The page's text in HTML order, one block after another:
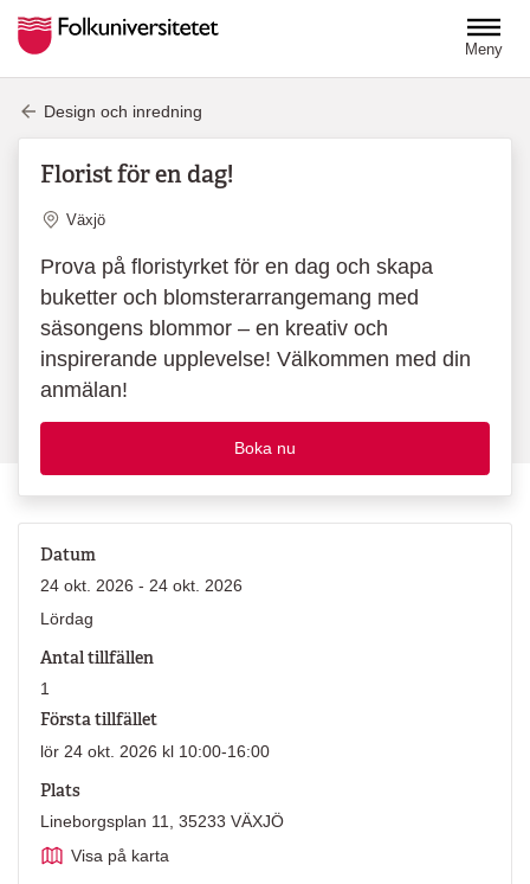
Meny
Design och inredning
Florist för en dag!
Plats
Växjö
Prova på floristyrket för en dag och skapa
buketter och blomsterarrangemang med
säsongens blommor – en kreativ och
inspirerande upplevelse! Välkommen med din
anmälan!
Boka nu
Datum
24 okt. 2026 - 24 okt. 2026
Lördag
Antal tillfällen
1
Första tillfället
lör 24 okt. 2026 kl 10:00-16:00
Plats
Lineborgsplan 11, 35233 VÄXJÖ
Visa på karta